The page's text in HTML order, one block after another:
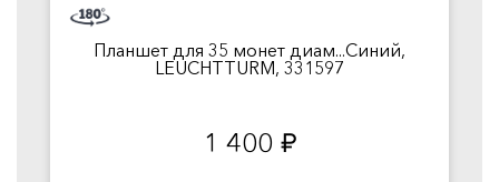
Планшет для 35 монет диам...Синий,
LEUCHTTURM, 331597
1 400 руб.